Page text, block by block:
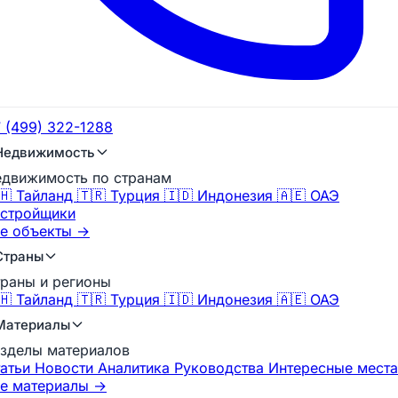
(499) 322-1288
по странам
Тайланд 🇹🇷 Турция 🇮🇩 Индонезия 🇦🇪 ОАЭ
объекты →
и регионы
Тайланд 🇹🇷 Турция 🇮🇩 Индонезия 🇦🇪 ОАЭ
материалов
Новости Аналитика Руководства Интересные места
материалы →